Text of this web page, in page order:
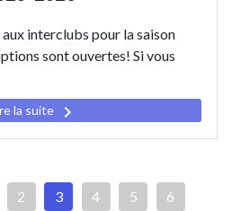
interclubs pour la saison
sont ouvertes! Si vous
la suite keyboard_arrow_right
Page
2 Page
3 Page
4 Page
5 Page
6